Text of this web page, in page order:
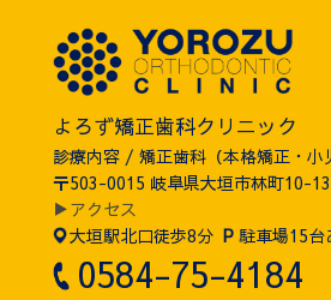
よろず矯正歯科クリニック
診療内容 / 矯正歯科（本格矯正・小
〒503-0015 岐阜県大垣市林町10-
▶アクセス
大垣駅北口徒歩8分 P 駐車場15台
0584-75-4184